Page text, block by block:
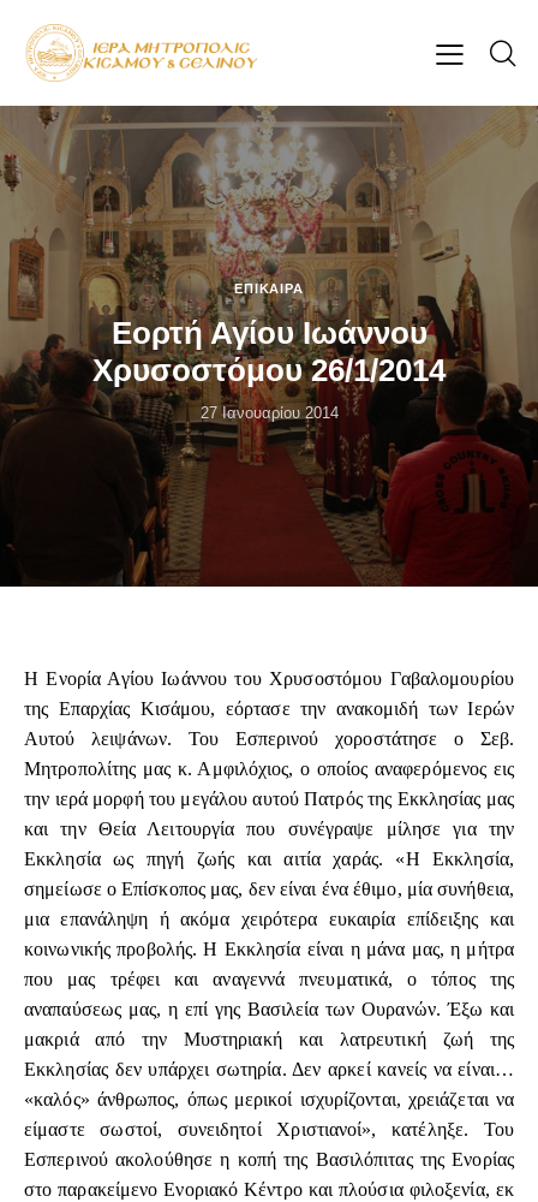
ΕΠΊΚΑΙΡΑ
Εορτή Αγίου Ιωάννου
Χρυσοστόμου 26/1/2014
27 Ιανουαρίου 2014
Η Ενορία Αγίου Ιωάννου του Χρυσοστόμου Γαβαλομουρίου
της Επαρχίας Κισάμου, εόρτασε την ανακομιδή των Ιερών
Αυτού λειψάνων. Του Εσπερινού χοροστάτησε ο Σεβ.
Μητροπολίτης μας κ. Αμφιλόχιος, ο οποίος αναφερόμενος εις
την ιερά μορφή του μεγάλου αυτού Πατρός της Εκκλησίας μας
και την Θεία Λειτουργία που συνέγραψε μίλησε για την
Εκκλησία ως πηγή ζωής και αιτία χαράς. «Η Εκκλησία,
σημείωσε ο Επίσκοπος μας, δεν είναι ένα έθιμο, μία συνήθεια,
μια επανάληψη ή ακόμα χειρότερα ευκαιρία επίδειξης και
κοινωνικής προβολής. Η Εκκλησία είναι η μάνα μας, η μήτρα
που μας τρέφει και αναγεννά πνευματικά, ο τόπος της
αναπαύσεως μας, η επί γης Βασιλεία των Ουρανών. Έξω και
μακριά από την Μυστηριακή και λατρευτική ζωή της
Εκκλησίας δεν υπάρχει σωτηρία. Δεν αρκεί κανείς να είναι…
«καλός» άνθρωπος, όπως μερικοί ισχυρίζονται, χρειάζεται να
είμαστε σωστοί, συνειδητοί Χριστιανοί», κατέληξε. Του
Εσπερινού ακολούθησε η κοπή της Βασιλόπιτας της Ενορίας
στο παρακείμενο Ενοριακό Κέντρο και πλούσια φιλοξενία, εκ